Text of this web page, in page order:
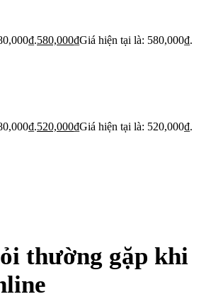
580,000₫Giá hiện tại là: 580,000₫.
520,000₫Giá hiện tại là: 520,000₫.
thường gặp khi